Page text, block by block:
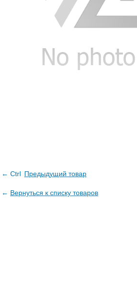
← Ctrl Предыдущий товар
← Вернуться к списку товаров